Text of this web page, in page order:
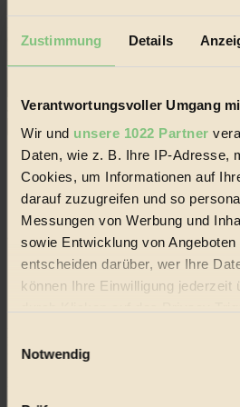
Zustimmung Details
Verantwortungsvoller Umgang
Wir und unsere 1022 Partner
Daten, wie z. B. Ihre IP-Adresse,
Cookies, um Informationen auf
darauf zuzugreifen und so
Messungen von Werbung und
sowie Entwicklung von
entscheiden darüber, wer Ihre
können Ihre Einwilligung jederzeit
Informationen über Ihre
Notwendig
Gewinnspiele & Ausgaben
Jetzt eintragen:
© 2026 Biorama GmbH
Impressum & Disclaimer
Datenschutz
Lebenswandel. Es ist eine moderne
und Produkte, ein Leitfaden im schnell